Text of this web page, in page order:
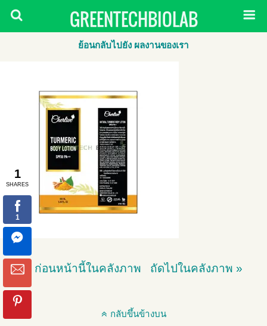
GREENTECHBIOLAB
ย้อนกลับไปยัง ผลงานของเรา
« ก่อนหน้านี้ในคลังภาพ ถัดไปในคลังภาพ »
กลับขึ้นข้างบน